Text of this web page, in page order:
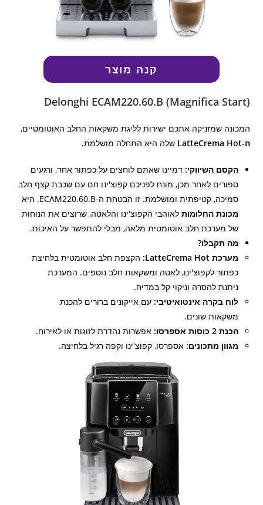
קנה מוצר
Delonghi ECAM220.60.B (Magnifica Start)
המכונה שמזניקה אתכם ישירות לליגת משקאות החלב האוטומטיים,
ה-LatteCrema Hot
שלה היא התחלה מושלמת.
הקסם השיווקי: דמיינו שאתם לוחצים על כפתור אחד, ורגעים
ספורים לאחר מכן, מונח לפניכם קפוצ'ינו חם עם שכבת קצף חלב
סמיכה, קטיפתית ומושלמת. זו הבטחת ה-ECAM220.60.B. היא
מכונת החלומות לאוהבי הקפוצ'ינו והלאטה, שרוצים את הנוחות
של מערכת חלב אוטומטית מלאה, מבלי להתפשר על האיכות.
מה תקבלו?
מערכת LatteCrema Hot:
הקצפת חלב אוטומטית בלחיצת
כפתור לקפוצ'ינו, לאטה ומשקאות חלב נוספים. המערכת
ניתנת להסרה וניקוי קל במדיח.
לוח בקרה אינטואיטיבי: עם אייקונים ברורים להכנת
משקאות שונים.
הכנת 2 כוסות אספרסו:
אפשרות נהדרת לזוגות או לאירוח.
מגוון מתכונים: אספרסו, קפוצ'ינו וקפה רגיל בלחיצה.